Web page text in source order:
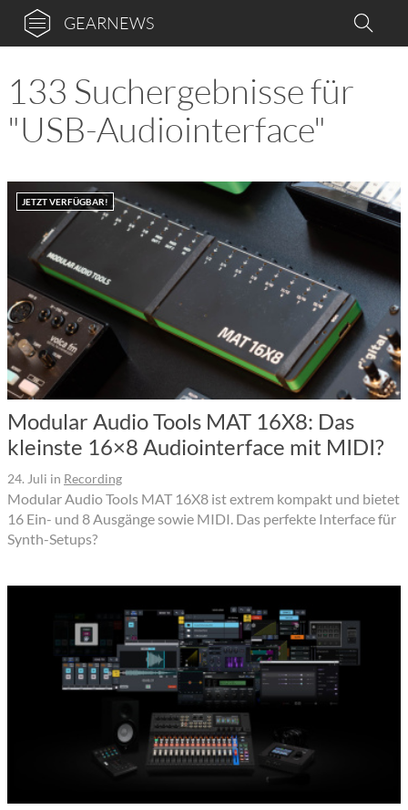
GEARNEWS
133 Suchergebnisse für
"USB-Audiointerface"
JETZT VERFÜGBAR!
Modular Audio Tools MAT 16X8: Das
kleinste 16×8 Audiointerface mit MIDI?
24. Juli in Recording
Modular Audio Tools MAT 16X8 ist extrem kompakt und bietet
16 Ein- und 8 Ausgänge sowie MIDI. Das perfekte Interface für
Synth-Setups?